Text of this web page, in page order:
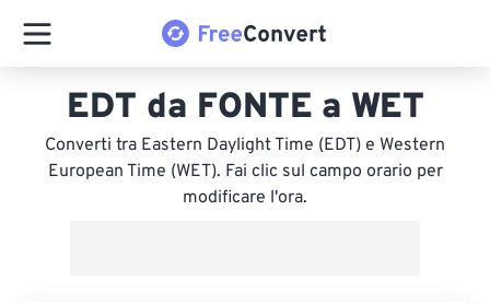
EDT da FONTE a WET
Converti tra Eastern Daylight Time (EDT) e Western
European Time (WET). Fai clic sul campo orario per
modificare l'ora.